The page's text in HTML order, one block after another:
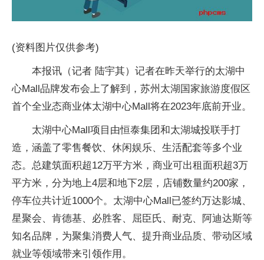
(资料图片仅供参考)
本报讯（记者 陆宇其）记者在昨天举行的太湖中
心Mall品牌发布会上了解到，苏州太湖国家旅游度假区
首个全业态商业体太湖中心Mall将在2023年底前开业。
太湖中心Mall项目由恒泰集团和太湖城投联手打
造，涵盖了零售餐饮、休闲娱乐、生活配套等多个业
态。总建筑面积超12万平方米，商业可出租面积超3万
平方米，分为地上4层和地下2层，店铺数量约200家，
停车位共计近1000个。太湖中心Mall已签约万达影城、
星聚会、肯德基、必胜客、屈臣氏、耐克、阿迪达斯等
知名品牌，为聚集消费人气、提升商业品质、带动区域
就业等领域带来引领作用。